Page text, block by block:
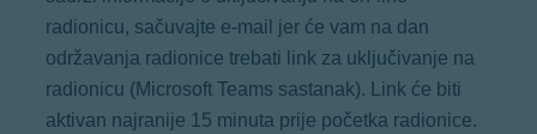
radionicu, sačuvajte e-mail jer će vam na dan
održavanja radionice trebati link za uključivanje na
radionicu (Microsoft Teams sastanak). Link će biti
aktivan najranije 15 minuta prije početka radionice.